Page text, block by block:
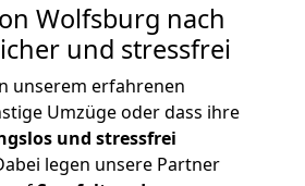
Wolfsburg nach
und stressfrei
unserem erfahrenen
Umzüge oder dass ihre
und stressfrei
legen unsere Partner